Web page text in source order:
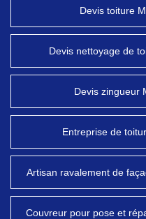
Devis toiture
Devis nettoyage de
Devis zingueur
Entreprise de
Artisan ravalement de
Couvreur pour pose et